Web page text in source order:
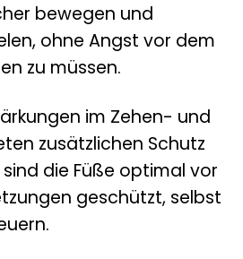
bewegen und
ohne Angst vor dem
zu müssen.
im Zehen- und
zusätzlichen Schutz
die Füße optimal vor
geschützt, selbst